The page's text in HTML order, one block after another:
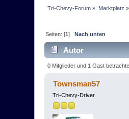
Tri-Chevy-Forum » Marktplatz »
Seiten: [1] Nach unten
Autor
0 Mitglieder und 1 Gast
Townsman57
Tri-Chevy-Driver